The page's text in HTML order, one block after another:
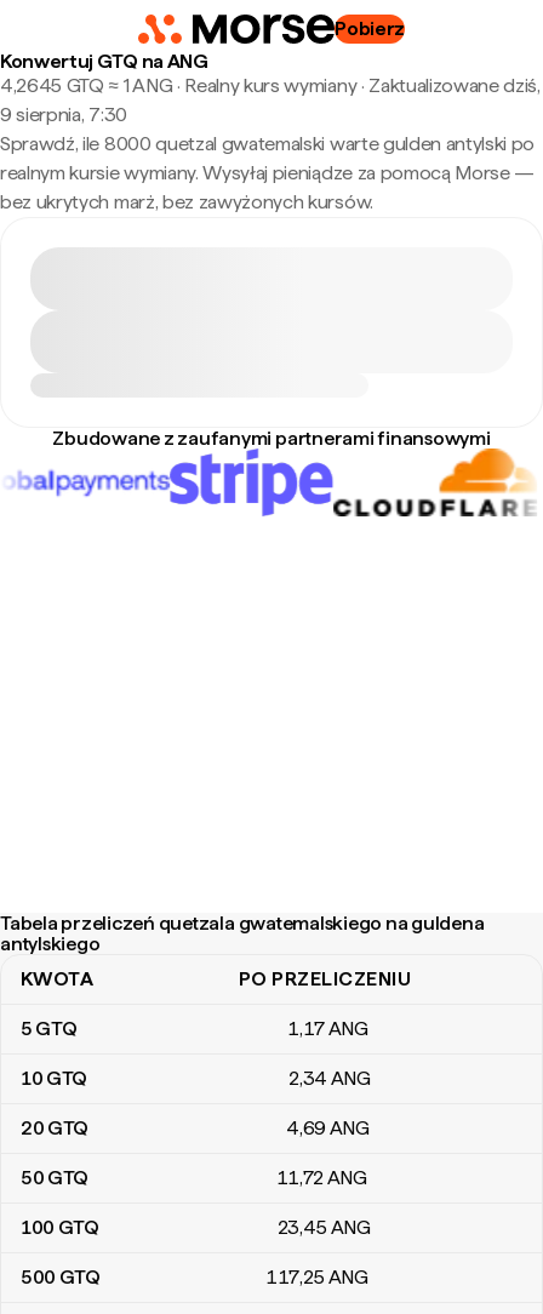
Pobierz
Konwertuj GTQ na ANG
4,2645 GTQ ≈ 1 ANG · Realny kurs wymiany· Zaktualizowane dziś,
9 sierpnia, 7:30
Sprawdź, ile 8000 quetzal gwatemalski warte gulden antylski po
realnym kursie wymiany. Wysyłaj pieniądze za pomocą Morse —
bez ukrytych marż, bez zawyżonych kursów.
Zbudowane z zaufanymi partnerami finansowymi
Tabela przeliczeń quetzala gwatemalskiego na guldena
antylskiego
Tabela przeliczeń quetzala gwatemalskiego na guldena
KWOTA PO PRZELICZENIU
5 GTQ 1,17ANG
10 GTQ 2,34 ANG
20 GTQ 4,69 ANG
50 GTQ 11,72ANG
100 GTQ 23,45 ANG
500 GTQ 117,25 ANG